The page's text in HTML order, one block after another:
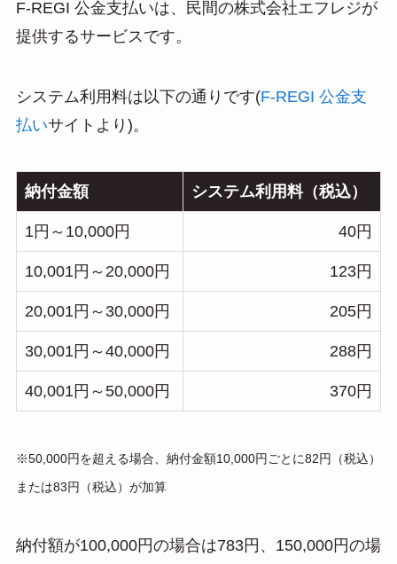
F-REGI 公金支払いは、民間の株式会社エフレジが
提供するサービスです。
システム利用料は以下の通りです(F-REGI 公金支
払いサイトより)。
納付金額 システム利用料（税込）
1円～10,000円 40円
10,001円～20,000円 123円
20,001円～30,000円 205円
30,001円～40,000円 288円
40,001円～50,000円 370円
※50,000円を超える場合、納付金額10,000円ごとに82円（税込）
または83円（税込）が加算
納付額が100,000円の場合は783円、150,000円の場